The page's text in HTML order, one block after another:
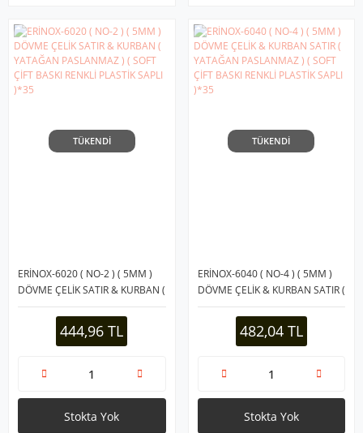
TÜKENDİ
ERİNOX-6020 ( NO-2 ) ( 5MM )
DÖVME ÇELİK SATIR & KURBAN (
YATAĞAN PASLANMAZ ) ( SOFT
ÇİFT BASKI RENKLİ PLASTİK
SAPLI )*35444,96 TL
Stokta Yok
TÜKENDİ
ERİNOX-6040 ( NO-4 ) ( 5MM )
DÖVME ÇELİK & KURBAN SATIR (
YATAĞAN PASLANMAZ ) ( SOFT
ÇİFT BASKI RENKLİ PLASTİK
SAPLI )*35482,04 TL
Stokta Yok